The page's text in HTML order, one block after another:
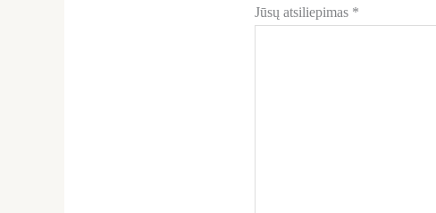
Jūsų atsiliepimas *